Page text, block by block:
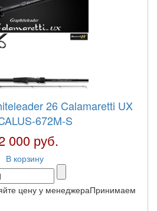
26 Calamaretti UX
672M-S
000 руб.
В корзину
цену у менеджераПринимаем